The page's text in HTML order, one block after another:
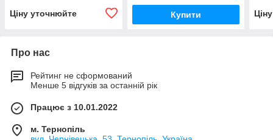
Ціну уточнюйте Купити
Про нас
Рейтинг не сформований
Менше 5 відгуків за останній рік
Працює з 10.01.2022
м. Тернопіль